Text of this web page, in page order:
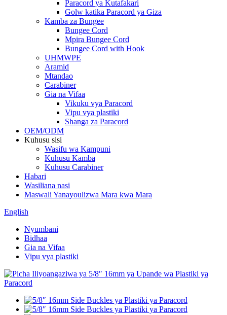
Paracord ya Kutafakari
Golw katika Paracord ya Giza
Kamba za Bungee
Bungee Cord
Mpira Bungee Cord
Bungee Cord with Hook
UHMWPE
Aramid
Mtandao
Carabiner
Gia na Vifaa
Vikuku vya Paracord
Vipu vya plastiki
Shanga za Paracord
OEM/ODM
Kuhusu sisi
Wasifu wa Kampuni
Kuhusu Kamba
Kuhusu Carabiner
Habari
Wasiliana nasi
Maswali Yanayoulizwa Mara kwa Mara
English
Nyumbani
Bidhaa
Gia na Vifaa
Vipu vya plastiki